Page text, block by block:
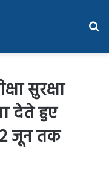
सुरक्षा
देते हुए
जून तक